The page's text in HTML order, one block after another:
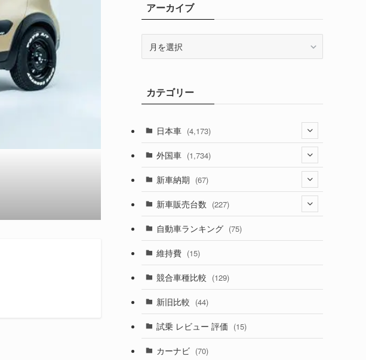
アーカイブ
ブカテゴリー
日本車 (4,173)
(1,321)
(329)
(526)
(357)
(328)
(194)
(230)
(253)
外国車 (1,734)
(188)
(242)
(85)
(84)
(14)
(222)
新車納期 (67)
(28)
(8)
(3)
(3)
(5)
新車販売台数 (227)
(21)
(5)
(7)
自動車ランキング (75)
維持費 (15)
競合車種比較 (129)
新旧比較 (44)
試乗 レビュー 評価 (15)
カーナビ (70)